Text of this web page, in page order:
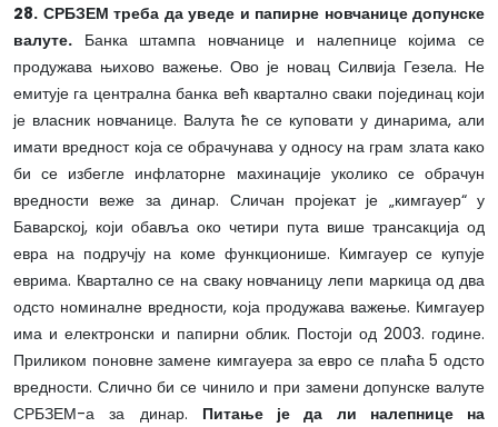
28. СРБЗЕМ треба да уведе и папирне новчанице допунске
валуте. Банка штампа новчанице и налепнице којима се
продужава њихово важење. Ово је новац Силвија Гезела. Не
емитује га централна банка већ квартално сваки појединац који
је власник новчанице. Валута ће се куповати у динарима, али
имати вредност која се обрачунава у односу на грам злата како
би се избегле инфлаторне махинације уколико се обрачун
вредности веже за динар. Сличан пројекат је „кимгауер“ у
Баварској, који обавља око четири пута више трансакција од
евра на подручју на коме функционише. Кимгауер се купује
еврима. Квартално се на сваку новчаницу лепи маркица од два
одсто номиналне вредности, која продужава важење. Кимгауер
има и електронски и папирни облик. Постоји од 2003. године.
Приликом поновне замене кимгауера за евро се плаћа 5 одсто
вредности. Слично би се чинило и при замени допунске валуте
СРБЗЕМ-а за динар. Питање је да ли налепнице на